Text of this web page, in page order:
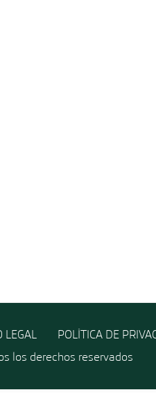
LEGAL POLÍTICA DE
los derechos reservados